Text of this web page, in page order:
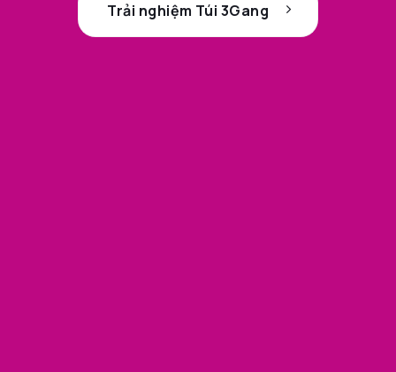
Trải nghiệm Túi 3Gang